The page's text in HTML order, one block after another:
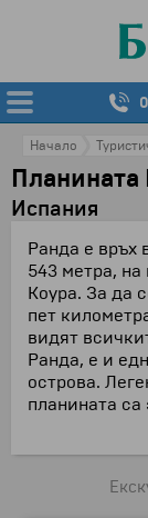
Начало
Планината
Испания
Ранда е връх
543 метра,
Коура. За да
пет
видят
Ранда, е и
острова.
планината